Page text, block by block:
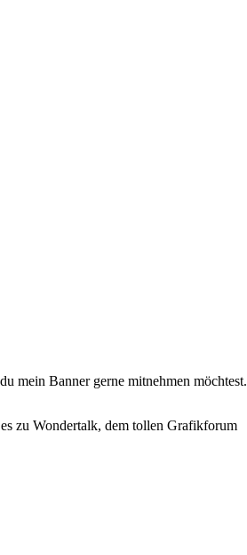
mein Banner gerne mitnehmen möchtest.
zu Wondertalk, dem tollen Grafikforum